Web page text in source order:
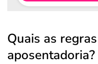
Quais as
aposentadoria?